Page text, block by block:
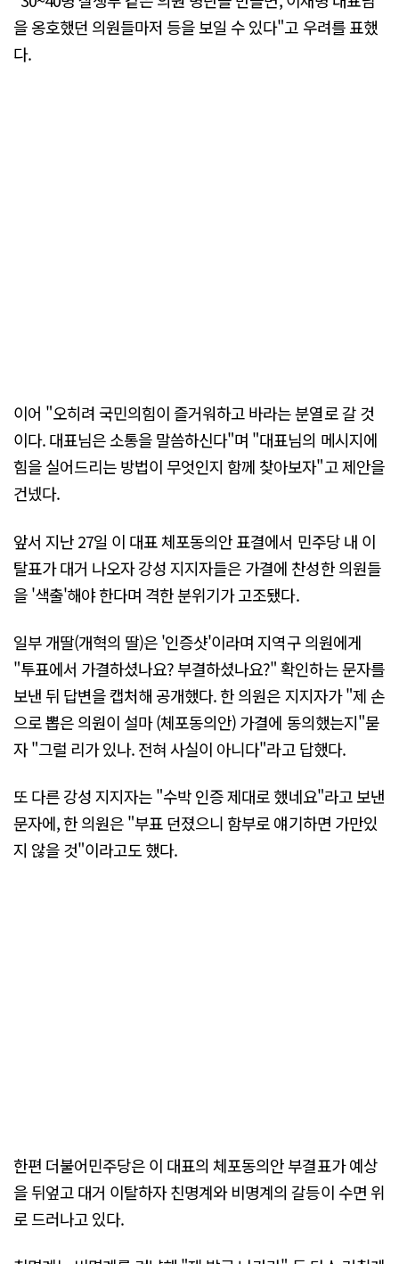
을 옹호했던 의원들마저 등을 보일 수 있다"고 우려를 표했
다.
이어 "오히려 국민의힘이 즐거워하고 바라는 분열로 갈 것
이다. 대표님은 소통을 말씀하신다"며 "대표님의 메시지에
힘을 실어드리는 방법이 무엇인지 함께 찾아보자"고 제안을
건넸다.
앞서 지난 27일 이 대표 체포동의안 표결에서 민주당 내 이
탈표가 대거 나오자 강성 지지자들은 가결에 찬성한 의원들
을 '색출'해야 한다며 격한 분위기가 고조됐다.
일부 개딸(개혁의 딸)은 '인증샷'이라며 지역구 의원에게
"투표에서 가결하셨나요? 부결하셨나요?" 확인하는 문자를
보낸 뒤 답변을 캡처해 공개했다. 한 의원은 지지자가 "제 손
으로 뽑은 의원이 설마 (체포동의안) 가결에 동의했는지"묻
자 "그럴 리가 있나. 전혀 사실이 아니다"라고 답했다.
또 다른 강성 지지자는 "수박 인증 제대로 했네요"라고 보낸
문자에, 한 의원은 "부표 던졌으니 함부로 얘기하면 가만있
지 않을 것"이라고도 했다.
한편 더불어민주당은 이 대표의 체포동의안 부결표가 예상
을 뒤엎고 대거 이탈하자 친명계와 비명계의 갈등이 수면 위
로 드러나고 있다.